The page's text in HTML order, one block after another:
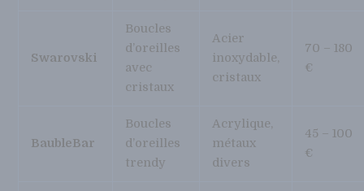
Swarovski
Boucles
d’oreilles
avec
cristaux
Acier
inoxydable,
cristaux
70 – 180
€
BaubleBar
Boucles
d’oreilles
trendy
Acrylique,
métaux
divers
45 – 100
€